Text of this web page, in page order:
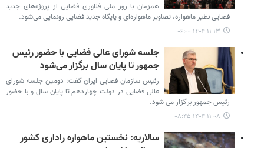
همزمان با روز ملی فناوری فضایی از پروژه‌های جدید
فضایی نظیر ماهواره، تصاویر ماهواره‌ای و پایگاه جدید فضایی رونمایی می‌شود.
۱۴۰۴-۱۱-۱۳ ۰۶:۰۰
جلسه شورای عالی فضایی با حضور رئیس
جمهور تا پایان سال برگزار می‌شود
رئیس سازمان فضایی ایران گفت: دومین جلسه شورای
عالی فضایی در دولت چهاردهم تا پایان سال و با حضور
رئیس جمهور برگزار می شود.
۱۴۰۴-۱۱-۰۸ ۰۸:۴۵
سالاریه: نخستین ماهواره راداری کشور